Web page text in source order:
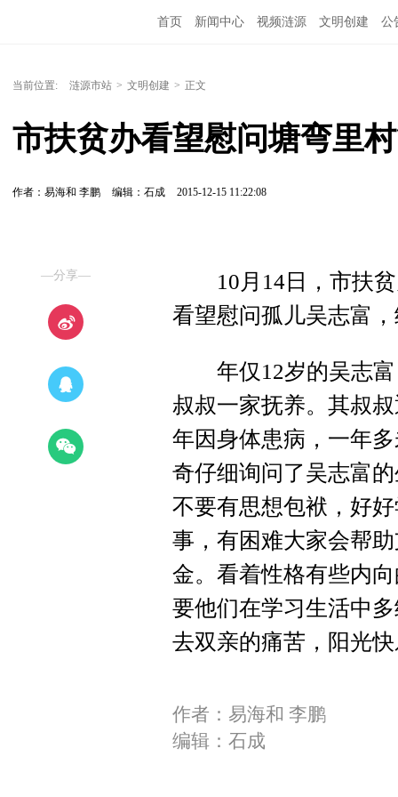
首页 新闻中心 视频涟源 文明创建 公
当前位置: 涟源市站 > 文明创建 > 正文
市扶贫办看望慰问塘弯里
作者：易海和 李鹏 编辑：石成 2015-12-15 11:22:08
—分享—
10月14日，市扶贫
看望慰问孤儿吴志富
年仅12岁的吴志富
叔叔一家抚养。其叔
年因身体患病，一年
奇仔细询问了吴志富
不要有思想包袱，好
事，有困难大家会帮
金。看着性格有些内
要他们在学习生活中
去双亲的痛苦，阳光
作者：易海和 李鹏
编辑：石成